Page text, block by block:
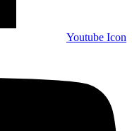
Youtube Icon